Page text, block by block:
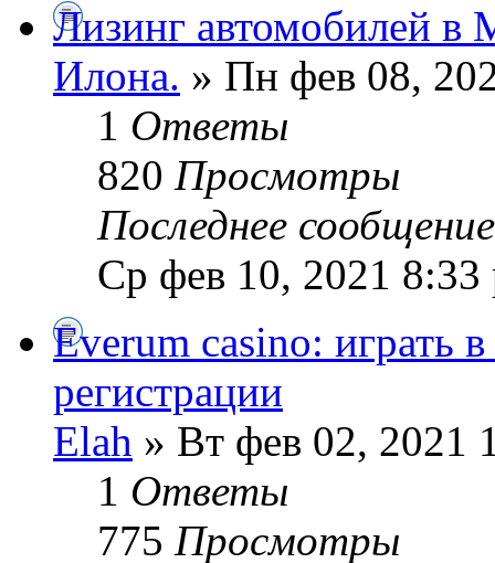
Лизинг автомобилей в
Илoна. » Пн фев 08,
1 Ответы
820 Просмотры
Последнее
Ср фев 10, 2021 8:33
Everum casino: играть
регистрации
Elah » Вт фев 02, 2021
1 Ответы
775 Просмотры